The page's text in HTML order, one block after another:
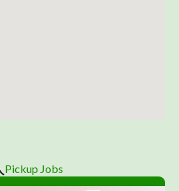
Pickup Jobs